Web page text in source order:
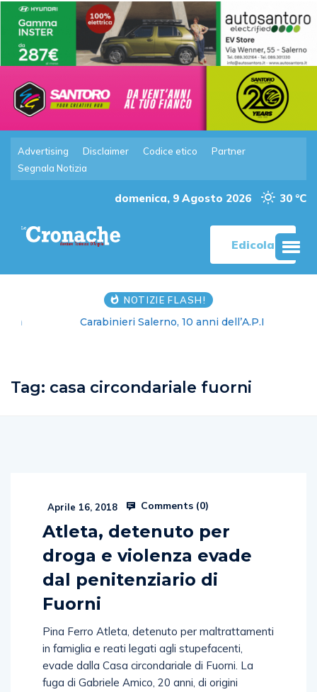
Advertising Disclaimer Codice etico
Partner
Segnala Notizia
domenica, 9 Agosto 2026 30 °C
Edicola
NOTIZIE FLASH!
Carabinieri Salerno, 10 anni dell’A.P.I
Atleta, detenuto per
droga e violenza evade
dal penitenziario di
Fuorni
in famiglia e reati legati agli stupefacenti,
evade dalla Casa circondariale di Fuorni. La
fuga di Gabriele Amico, 20 anni, di origini
nocerine e residente a Salerno, nel quartiere